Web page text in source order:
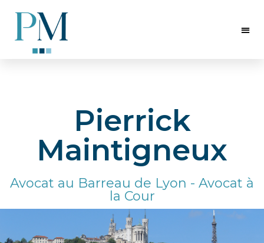
Pierrick
Maintigneux
Avocat au Barreau de Lyon - Avocat à
la Cour